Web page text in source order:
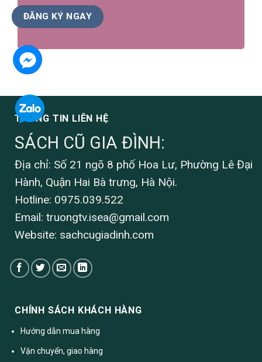
THÔNG TIN LIÊN HỆ
SÁCH CŨ GIA ĐÌNH:
Địa chỉ: Số 21 ngõ 8 phố Hoa Lư, Phường Lê Đại
Hành, Quận Hai Bà trưng, Hà Nội.
Hotline: 0975.039.522
Email: truongtv.isea@gmail.com
Website: sachcugiadinh.com
CHÍNH SÁCH KHÁCH HÀNG
Hướng dẫn mua hàng
Vận chuyển, giao hàng